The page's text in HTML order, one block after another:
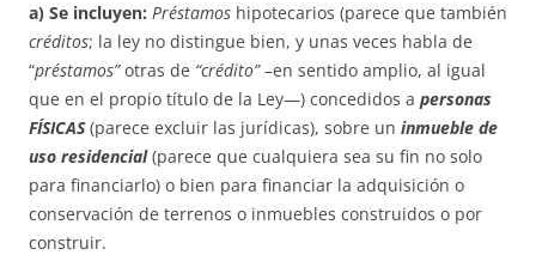
a) Se incluyen: Préstamos hipotecarios (parece que también
créditos; la ley no distingue bien, y unas veces habla de
“préstamos”otras de “crédito”–en sentido amplio, al igual
que en el propio título de la Ley—) concedidos a personas
FÍSICAS(parece excluir las jurídicas), sobre un inmueble de
uso residencial(parece que cualquiera sea su fin no solo
para financiarlo) o bien para financiar la adquisición o
conservación de terrenos o inmuebles construidos o por
construir.